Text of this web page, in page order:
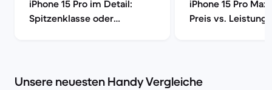
iPhone 15 Pro im Detail:
Spitzenklasse oder
iPhone 15 Pro
Preis vs. Leistung
Unsere neuesten Handy Vergleiche